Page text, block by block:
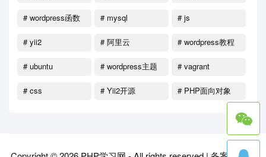
# wordpress函数 # mysql # js
# yii2 # 阿里云 # wordpress教程
# ubuntu # wordpress主题 # vagrant
# css # Yii2开源 # PHP面向对象